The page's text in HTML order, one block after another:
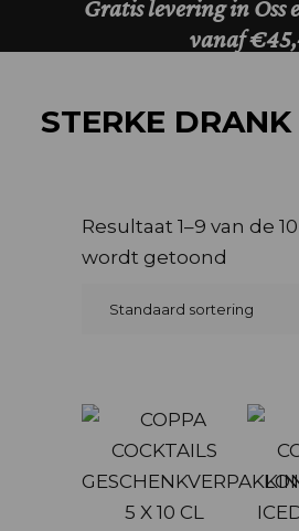
STERKE DRANK
Resultaat 1–9 van de
wordt getoond